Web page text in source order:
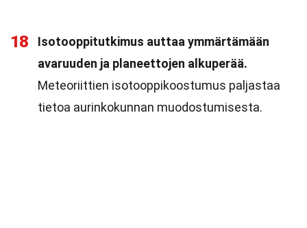
18
Isotooppitutkimus auttaa ymmärtämään
avaruuden ja planeettojen alkuperää.
Meteoriittien isotooppikoostumus paljastaa
tietoa aurinkokunnan muodostumisesta.